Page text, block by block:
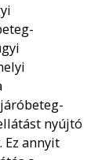
nyújtó
Ez annyit